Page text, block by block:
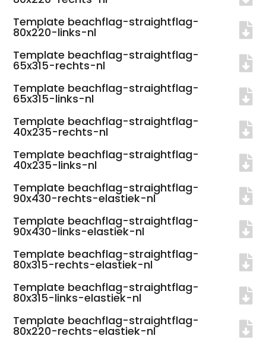
Template beachflag-straightflag-
80x220-links-nl
Template beachflag-straightflag-
65x315-rechts-nl
Template beachflag-straightflag-
65x315-links-nl
Template beachflag-straightflag-
40x235-rechts-nl
Template beachflag-straightflag-
40x235-links-nl
Template beachflag-straightflag-
90x430-rechts-elastiek-nl
Template beachflag-straightflag-
90x430-links-elastiek-nl
Template beachflag-straightflag-
80x315-rechts-elastiek-nl
Template beachflag-straightflag-
80x315-links-elastiek-nl
Template beachflag-straightflag-
80x220-rechts-elastiek-nl